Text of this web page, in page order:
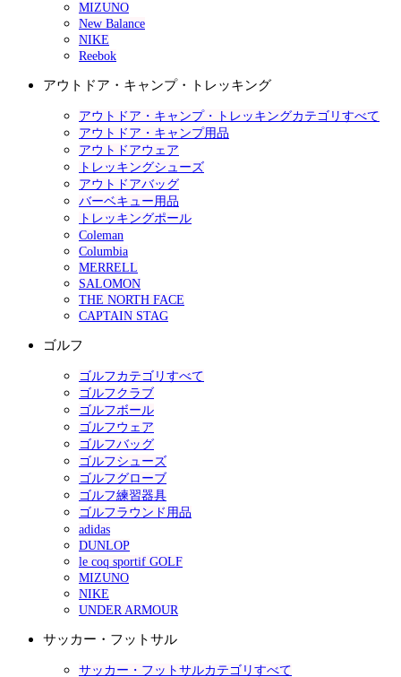
MIZUNO
New Balance
NIKE
Reebok
アウトドア・キャンプ・トレッキング
アウトドア・キャンプ・トレッキングカテゴリすべて
アウトドア・キャンプ用品
アウトドアウェア
トレッキングシューズ
アウトドアバッグ
バーベキュー用品
トレッキングポール
Coleman
Columbia
MERRELL
SALOMON
THE NORTH FACE
CAPTAIN STAG
ゴルフ
ゴルフカテゴリすべて
ゴルフクラブ
ゴルフボール
ゴルフウェア
ゴルフバッグ
ゴルフシューズ
ゴルフグローブ
ゴルフ練習器具
ゴルフラウンド用品
adidas
DUNLOP
le coq sportif GOLF
MIZUNO
NIKE
UNDER ARMOUR
サッカー・フットサル
サッカー・フットサルカテゴリすべて